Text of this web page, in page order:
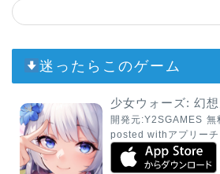
迷ったらこのゲーム
少女ウォーズ: 幻
開発元:Y2SGAMES 無
posted with アプリーチ